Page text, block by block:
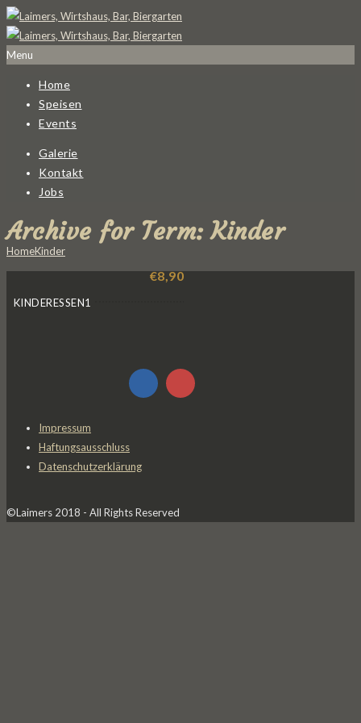
Menu
Home
Speisen
Events
Galerie
Kontakt
Jobs
Archive for Term: Kinder
HomeKinder
KINDERESSEN1
€8,90
Impressum
Haftungsausschluss
Datenschutzerklärung
©Laimers 2018 - All Rights Reserved